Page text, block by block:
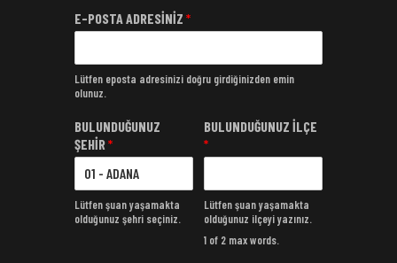
E-POSTA ADRESİNİZ *
Lütfen eposta adresinizi doğru girdiğinizden emin
olunuz.
BULUNDUĞUNUZ
ŞEHİR*
Lütfen şuan yaşamakta
olduğunuz şehri seçiniz.
BULUNDUĞUNUZ İLÇE
*
Lütfen şuan yaşamakta
olduğunuz ilçeyi yazınız.
1 of 2 max words.